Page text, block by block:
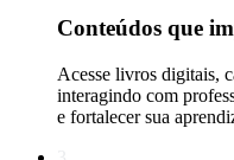
Conteúdos que
Acesse livros digitais,
interagindo com
e fortalecer sua